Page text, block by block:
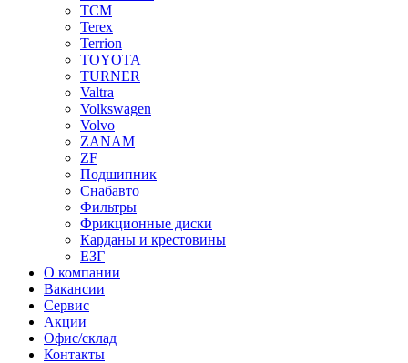
TCM
Terex
Terrion
TOYOTA
TURNER
Valtra
Volkswagen
Volvo
ZANAM
ZF
Подшипник
Снабавто
Фильтры
Фрикционные диски
Карданы и крестовины
ЕЗГ
О компании
Вакансии
Сервис
Акции
Офис/склад
Контакты